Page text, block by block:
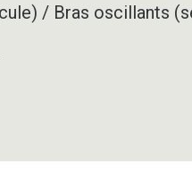
/ Bras oscillants